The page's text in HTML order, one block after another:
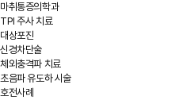
마취통증의학과
TPI 주사 치료
대상포진
신경차단술
체외충격파 치료
초음파 유도하 시술
호전사례